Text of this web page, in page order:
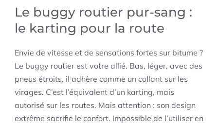
Le buggy routier pur-sang :
le karting pour la route
Envie de vitesse et de sensations fortes sur bitume ?
Le buggy routier est votre allié. Bas, léger, avec des
pneus étroits, il adhère comme un collant sur les
virages. C’est l’équivalent d’un karting, mais
autorisé sur les routes. Mais attention : son design
extrême sacrifie le confort. Impossible de l’utiliser en